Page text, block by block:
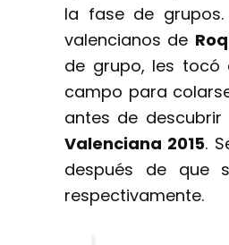
la fase de
valencianos de
de grupo, les tocó
campo para
antes de
Valenciana 2015.
después de que
respectivamente.